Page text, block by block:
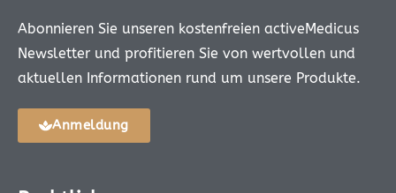
Abonnieren Sie unseren kostenfreien activeMedicus
Newsletter und profitieren Sie von wertvollen und
aktuellen Informationen rund um unsere Produkte.
Anmeldung